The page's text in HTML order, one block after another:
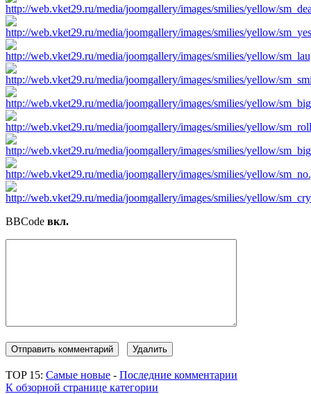
BBCode вкл.
TOP 15: Самые новые - Последние комментарии
К обзорной странице категории